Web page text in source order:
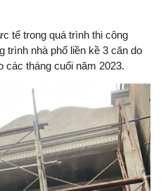
tế trong quá trình thi công
trình nhà phố liền kề 3 căn do
các tháng cuối năm 2023.